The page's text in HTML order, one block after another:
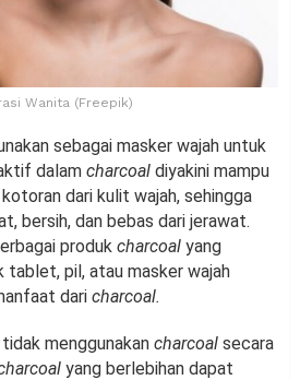
Wanita (Freepik)
sebagai masker wajah untuk
dalam charcoal diyakini mampu
dari kulit wajah, sehingga
bersih, dan bebas dari jerawat.
produk charcoal yang
tablet, pil, atau masker wajah
dari charcoal.
menggunakan charcoal secara
yang berlebihan dapat